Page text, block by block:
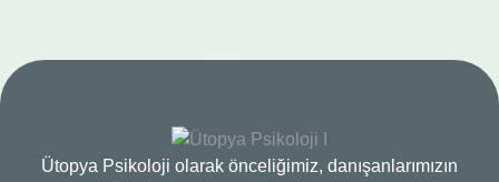
Ütopya Psikoloji olarak önceliğimiz, danışanlarımızın